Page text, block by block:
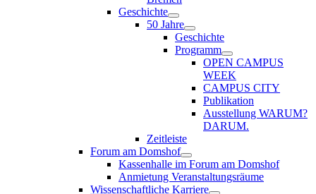
Geschichte
50 Jahre
Geschichte
Programm
OPEN CAMPUS
WEEK
CAMPUS CITY
Publikation
Ausstellung WARUM?
DARUM.
Zeitleiste
Forum am Domshof
Kassenhalle im Forum am Domshof
Anmietung Veranstaltungsräume
Wissenschaftliche Karriere